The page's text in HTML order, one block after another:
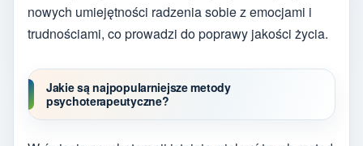
nowych umiejętności radzenia sobie z emocjami i
trudnościami, co prowadzi do poprawy jakości życia.
Jakie są najpopularniejsze metody
psychoterapeutyczne?